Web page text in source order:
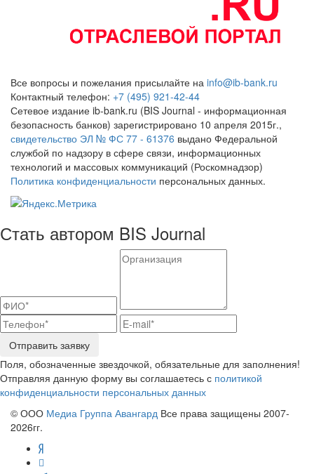
Все вопросы и пожелания присылайте на info@ib-bank.ru
Контактный телефон: +7 (495) 921-42-44
Сетевое издание ib-bank.ru (BIS Journal - информационная
безопасность банков) зарегистрировано 10 апреля 2015г.,
свидетельство ЭЛ № ФС 77 - 61376 выдано Федеральной
службой по надзору в сфере связи, информационных
технологий и массовых коммуникаций (Роскомнадзор)
Политика конфиденциальности персональных данных.
Стать автором BIS Journal
Отправить заявку
Поля, обозначенные звездочкой, обязательные для заполнения!
Отправляя данную форму вы соглашаетесь с политикой
конфиденциальности персональных данных
© ООО Медиа Группа Авангард Все права защищены 2007-
2026гг.